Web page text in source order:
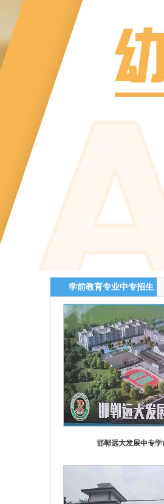
学前教育专业中专招生
邯郸远大发展中专